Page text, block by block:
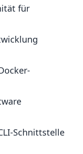
für
Schnittstelle